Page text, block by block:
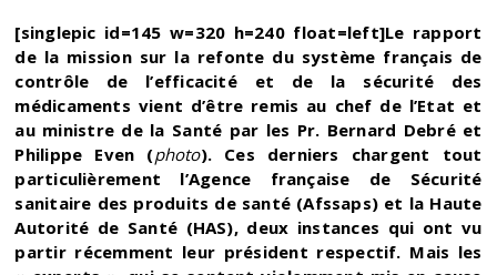
[singlepic id=145 w=320 h=240 float=left]Le rapport
de la mission sur la refonte du système français de
contrôle de l’efficacité et de la sécurité des
médicaments vient d’être remis au chef de l’Etat et
au ministre de la Santé par les Pr. Bernard Debré et
Philippe Even (photo). Ces derniers chargent tout
particulièrement l’Agence française de Sécurité
sanitaire des produits de santé (Afssaps) et la Haute
Autorité de Santé (HAS), deux instances qui ont vu
partir récemment leur président respectif. Mais les